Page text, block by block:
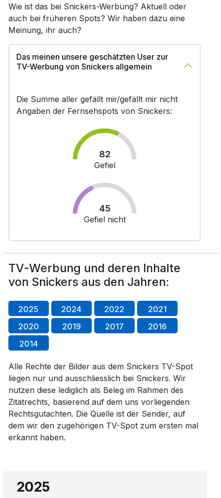
Wie ist das bei Snickers-Werbung? Aktuell oder
auch bei früheren Spots? Wir haben dazu eine
Meinung, ihr auch?
Das meinen unsere geschätzten User zur
TV-Werbung von Snickers allgemein
Die Summe aller gefällt mir/gefällt mir nicht
Angaben der Fernsehspots von Snickers:
82
Gefiel
45
Gefiel nicht
TV-Werbung und deren Inhalte
von Snickers aus den Jahren:
2025 2024 2022
2021
2020
2019 2017
2016
2014
Alle Rechte der Bilder aus dem Snickers TV-Spot
liegen nur und ausschliesslich bei Snickers. Wir
nutzen diese lediglich als Beleg im Rahmen des
Zitatrechts, basierend auf dem uns vorliegenden
Rechtsgutachten. Die Quelle ist der Sender, auf
dem wir den zugehörigen TV-Spot zum ersten mal
erkannt haben.
2025